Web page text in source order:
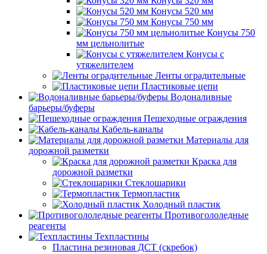
Конусы 520 мм
Конусы 750 мм
Конусы 750
мм цельнолитые
Конусы с
утяжелителем
Ленты оградительные
Пластиковые цепи
Водоналивные
барьеры/буферы
Пешеходные ограждения
Кабель-каналы
Материалы для
дорожной разметки
Краска для
дорожной разметки
Стеклошарики
Термопластик
Холодный пластик
Противогололедные
реагенты
Техпластины
Пластина резиновая ДСТ (скребок)